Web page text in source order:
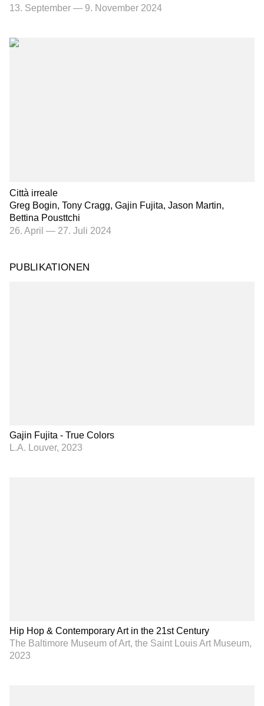
13. September — 9. November 2024
Città irreale
Greg Bogin, Tony Cragg, Gajin Fujita, Jason Martin,
Bettina Pousttchi
26. April — 27. Juli 2024
PUBLIKATIONEN
Gajin Fujita - True Colors
L.A. Louver, 2023
Hip Hop & Contemporary Art in the 21st Century
The Baltimore Museum of Art, the Saint Louis Art Museum,
2023